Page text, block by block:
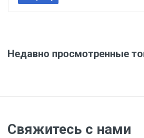
1 метр весит 0,224 килограмма.
Производитель и место
Недавно просмотренные
Свяжитесь с нами